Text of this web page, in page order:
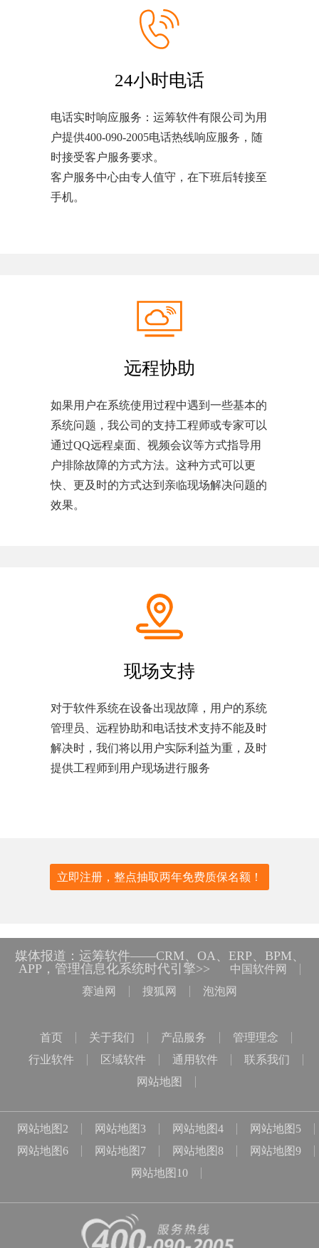
24小时电话
电话实时响应服务：运筹软件有限公司为用
户提供400-090-2005电话热线响应服务，随
时接受客户服务要求。
客户服务中心由专人值守，在下班后转接至
手机。
远程协助
如果用户在系统使用过程中遇到一些基本的
系统问题，我公司的支持工程师或专家可以
通过QQ远程桌面、视频会议等方式指导用
户排除故障的方式方法。这种方式可以更
快、更及时的方式达到亲临现场解决问题的
效果。
现场支持
对于软件系统在设备出现故障，用户的系统
管理员、远程协助和电话技术支持不能及时
解决时，我们将以用户实际利益为重，及时
提供工程师到用户现场进行服务
立即注册，整点抽取两年免费质保名额！
媒体报道：运筹软件——CRM、OA、ERP、BPM、
APP，管理信息化系统时代引擎>>
中国软件网
赛迪网
搜狐网 泡泡网
首页 关于我们 产品服务
管理理念
行业软件
区域软件 通用软件
联系我们
网站地图
网站地图2 网站地图3 网站地图4
网站地图5
网站地图6
网站地图7 网站地图8
网站地图9
网站地图10